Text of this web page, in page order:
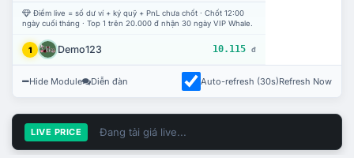
Điểm live = số dư ví + ký quỹ + PnL chưa chốt · Chốt 12:00
ngày cuối tháng · Top 1 trên 20.000 đ nhận 30 ngày VIP Whale.
1 Demo123 10.115 đ
Hide Module Diễn đàn Auto-refresh (30s)Refresh Now
LIVE PRICE Đang tải giá live...